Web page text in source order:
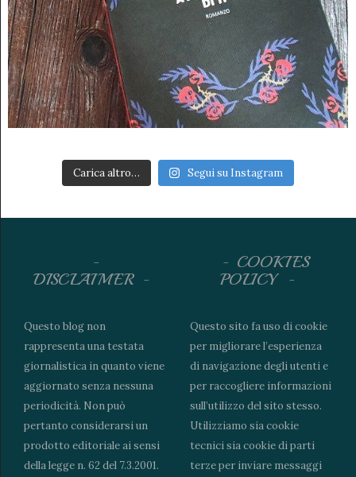
Carica altro… Segui su Instagram
DISCLAIMER
Questo blog non
rappresenta una testata
giornalistica in quanto viene
aggiornato senza nessuna
periodicità. Non può
pertanto considerarsi un
prodotto editoriale ai sensi
della legge n. 62 del 7.3.2001.
COOKIES
POLICY
Questo sito fa uso di cookie
per migliorare l’esperienza
di navigazione degli utenti e
per raccogliere informazioni
sull’utilizzo del sito stesso.
Utilizziamo sia cookie
tecnici sia cookie di parti
terze per inviare messaggi